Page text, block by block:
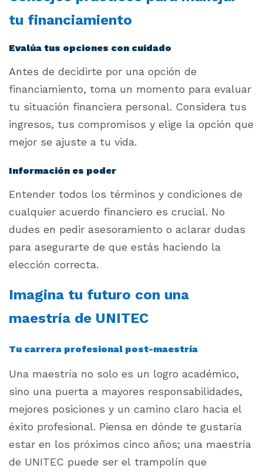
tu financiamiento
Evalúa tus opciones con cuidado
Antes de decidirte por una opción de
financiamiento, toma un momento para evaluar
tu situación financiera personal. Considera tus
ingresos, tus compromisos y elige la opción que
mejor se ajuste a tu vida.
Información es poder
Entender todos los términos y condiciones de
cualquier acuerdo financiero es crucial. No
dudes en pedir asesoramiento o aclarar dudas
para asegurarte de que estás haciendo la
elección correcta.
Imagina tu futuro con una
maestría de UNITEC
Tu carrera profesional post-maestría
Una maestría no solo es un logro académico,
sino una puerta a mayores responsabilidades,
mejores posiciones y un camino claro hacia el
éxito profesional. Piensa en dónde te gustaría
estar en los próximos cinco años; una maestría
de UNITEC puede ser el trampolín que